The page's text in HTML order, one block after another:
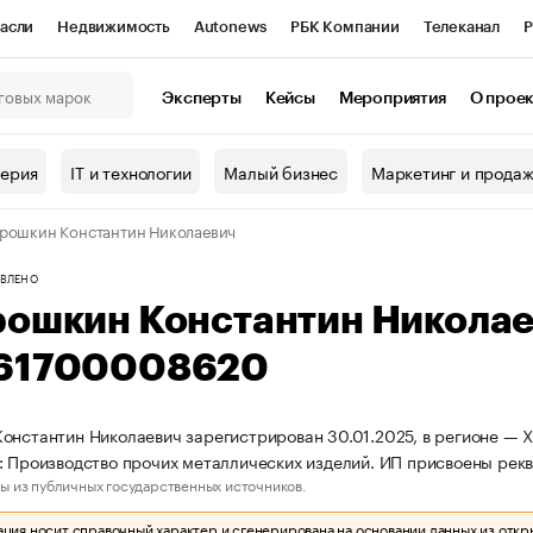
Недвижимость Autonews РБК Компании Телеканал
Проверка контрагентов
Эксперты Кейсы Мероприятия О
IT и технологии Малый бизнес Маркетинг и
Константин Николаевич
Константин
Николаевич зарегистрирован 30.01.2025, в регионе
Производство прочих металлических изделий. ИП присвоены
из публичных государственных источников.
носит справочный характер и сгенерирована на основании данных из